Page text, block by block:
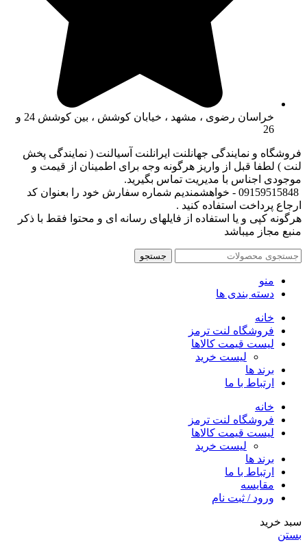
خراسان رضوی ، مشهد ، خیابان کوشش ، بین کوشش 24 و
26
فروشگاه و نمایندگی جهانلنت ایرانلنت آسیالنت ( نمایندگی پخش
لنت ) لطفا قبل از واریز هرگونه وجه برای اطمینان از قیمت و
موجودی اجناس با مدیریت تماس بگیرید.
09159515848 - خواهشمندیم شماره سفارش خود را بعنوان کد
ارجاع پرداخت استفاده کنید .
هرگونه کپی و یا استفاده از فایلهای رسانه ای و محتوا فقط با ذکر
منبع مجاز میباشد
جستجو
منو
دسته بندی ها
خانه
فروشگاه لنت ترمز
لیست قیمت کالاها
لیست خرید
برند ها
ارتباط با ما
خانه
فروشگاه لنت ترمز
لیست قیمت کالاها
لیست خرید
برند ها
ارتباط با ما
مقایسه
ورود / ثبت نام
سبد خرید
بستن